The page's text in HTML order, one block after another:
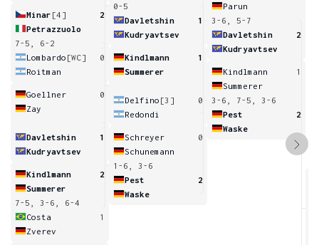
Minar [4]
2
Petrazzuolo
7-5, 6-2
Lombardo [WC]
0
Roitman
Goellner
0
Zay
Davletshin
1
Kudryavtsev
Kindlmann
2
Summerer
7-5, 3-6, 6-4
Costa
1
Zverev
0-5
Davletshin
1
Kudryavtsev
Kindlmann
1
Summerer
Delfino [3]
0
Redondi
Schreyer
0
Schunemann
1-6, 3-6
Pest
2
Waske
Parun
3-6, 5-7
Davletshin
2
Kudryavtsev
Kindlmann
1
Summerer
3-6, 7-5, 3-6
Pest
2
Waske